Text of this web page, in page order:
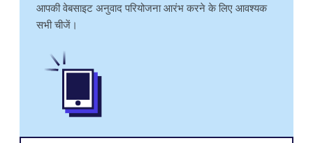
आपकी वेबसाइट अनुवाद परियोजना आरंभ करने के लिए आवश्यक
सभी चीजें।